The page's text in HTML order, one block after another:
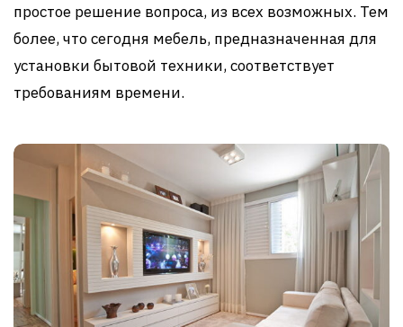
простое решение вопроса, из всех возможных. Тем
более, что сегодня мебель, предназначенная для
установки бытовой техники, соответствует
требованиям времени.